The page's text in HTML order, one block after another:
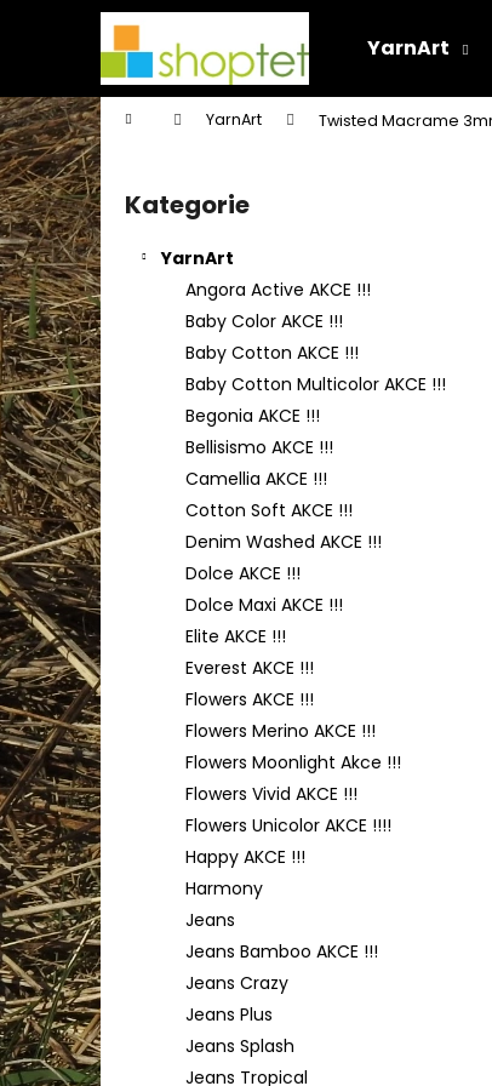
YarnArt
Domů YarnArt Twisted Macrame
P
o
s
t
r
a
n
n
í
p
a
n
e
l
Přeskočit
kategorie
Kategorie
YarnArt
Angora Active AKCE !!!
Baby Color AKCE !!!
Baby Cotton AKCE !!!
Baby Cotton Multicolor AKCE !!!
Begonia AKCE !!!
Bellisismo AKCE !!!
Camellia AKCE !!!
Cotton Soft AKCE !!!
Denim Washed AKCE !!!
Dolce AKCE !!!
Dolce Maxi AKCE !!!
Elite AKCE !!!
Everest AKCE !!!
Flowers AKCE !!!
Flowers Merino AKCE !!!
Flowers Moonlight Akce !!!
Flowers Vivid AKCE !!!
Flowers Unicolor AKCE !!!!
Happy AKCE !!!
Harmony
Jeans
Jeans Bamboo AKCE !!!
Jeans Crazy
Jeans Plus
Jeans Splash
Jeans Tropical
í
k
Zpět
do
obchodu
Zpět
do
obchodu
YARNART FLOWERS 274
200 Kč